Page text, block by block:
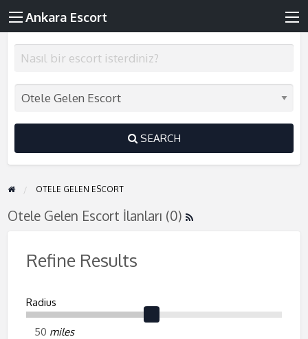
Ankara Escort
SEARCH
OTELE GELEN ESCORT
Otele Gelen Escort İlanları (0)
Refine Results
Radius
miles